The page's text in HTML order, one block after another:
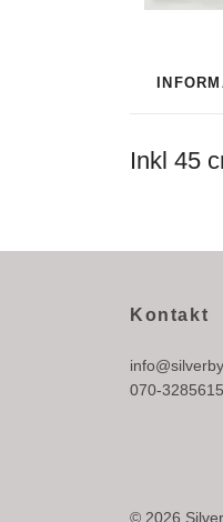
Inkl 45
Kontakt
070-3285615
© 2026